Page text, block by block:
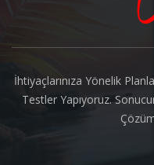
İhtiyaçlarınıza Yönelik
Testler Yapıyoruz.